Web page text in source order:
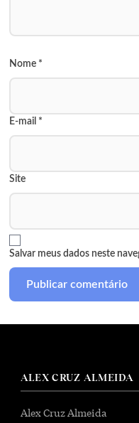
Nome *
E-mail *
Site
Salvar meus dados neste
ALEX CRUZ ALMEIDA
Alex Cruz Almeida